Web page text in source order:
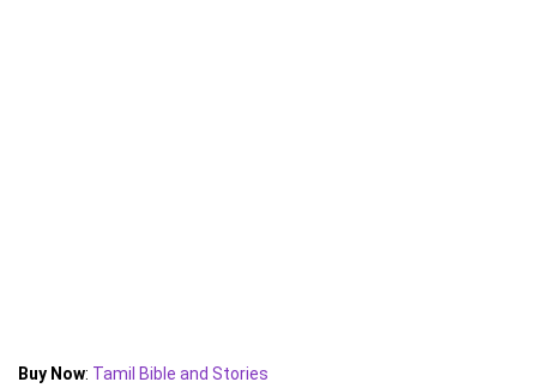
Buy Now: Tamil Bible and Stories